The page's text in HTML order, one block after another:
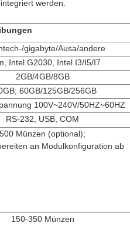
werden.
gigabyte/Ausa/andere
Intel G2030, Intel I3/I5/I7
2GB/4GB/8GB
60GB/125GB/256GB
100V~240V/50HZ~60HZ
RS-232, USB, COM
500 Münzen (optional);
an Modulkonfiguration ab
150-350 Münzen